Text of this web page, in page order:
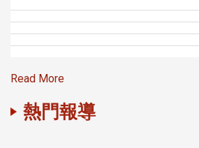
Read More
熱門報導